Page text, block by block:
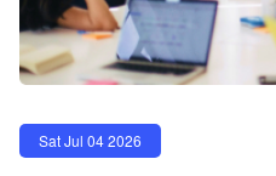
Sat Jul 04 2026